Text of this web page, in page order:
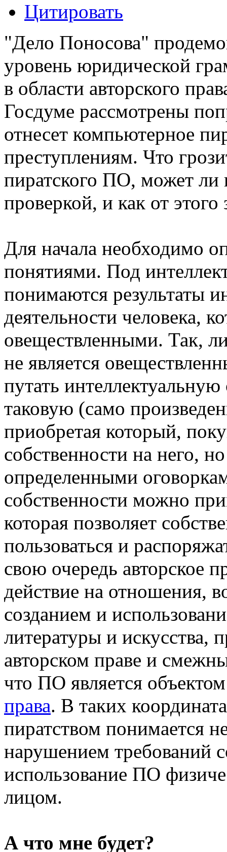
Цитировать
"Дело Поносова"
уровень юридической
в области авторского
Госдуме рассмотрены
отнесет компьютерное
преступлениям. Что
пиратского ПО, может ли
проверкой, и как от этого
Для начала необходимо
понятиями. Под
понимаются результаты
деятельности человека,
овеществленными. Так,
не является
путать интеллектуальную
таковую (само
приобретая который,
собственности на него,
определенными
собственности можно
которая позволяет
пользоваться и
свою очередь авторское
действие на отношения,
созданием и
литературы и искусства,
авторском праве и
что ПО является
права. В таких
пиратством понимается
нарушением требований
использование ПО
лицом.
А что мне будет?